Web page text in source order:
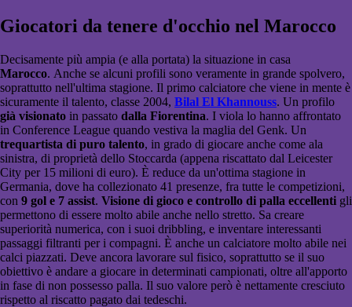
Giocatori da tenere d'occhio nel Marocco
Decisamente più ampia (e alla portata) la situazione in casa
Marocco. Anche se alcuni profili sono veramente in grande spolvero,
soprattutto nell'ultima stagione. Il primo calciatore che viene in mente è
sicuramente il talento, classe 2004, Bilal El Khannouss. Un profilo
già visionato in passato dalla Fiorentina. I viola lo hanno affrontato
in Conference League quando vestiva la maglia del Genk. Un
trequartista di puro talento, in grado di giocare anche come ala
sinistra, di proprietà dello Stoccarda (appena riscattato dal Leicester
City per 15 milioni di euro). È reduce da un'ottima stagione in
Germania, dove ha collezionato 41 presenze, fra tutte le competizioni,
con 9 gol e 7 assist. Visione di gioco e controllo di palla eccellenti gli
permettono di essere molto abile anche nello stretto. Sa creare
superiorità numerica, con i suoi dribbling, e inventare interessanti
passaggi filtranti per i compagni. È anche un calciatore molto abile nei
calci piazzati. Deve ancora lavorare sul fisico, soprattutto se il suo
obiettivo è andare a giocare in determinati campionati, oltre all'apporto
in fase di non possesso palla. Il suo valore però è nettamente cresciuto
rispetto al riscatto pagato dai tedeschi.